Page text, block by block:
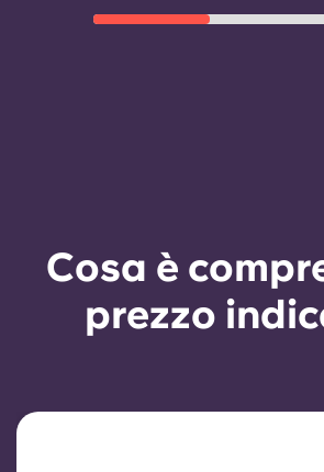
conforme alle regole
Cosa è
prezzo